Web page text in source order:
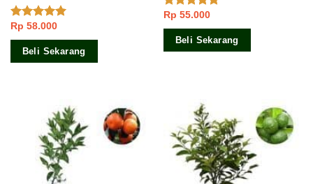
Dinilai5.00
dari 5
Rp 58.000
Beli Sekarang
Dinilai4.86
dari 5
Rp 55.000
Beli Sekarang